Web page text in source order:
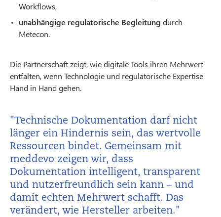
Workflows,
unabhängige regulatorische Begleitung durch
Metecon.
Die Partnerschaft zeigt, wie digitale Tools ihren Mehrwert
entfalten, wenn Technologie und regulatorische Expertise
Hand in Hand gehen.
"Technische Dokumentation darf nicht
länger ein Hindernis sein, das wertvolle
Ressourcen bindet. Gemeinsam mit
meddevo zeigen wir, dass
Dokumentation intelligent, transparent
und nutzerfreundlich sein kann – und
damit echten Mehrwert schafft. Das
verändert, wie Hersteller arbeiten."